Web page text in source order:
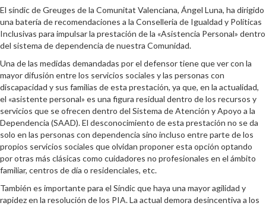
El síndic de Greuges de la Comunitat Valenciana, Ángel Luna, ha dirigido
una batería de recomendaciones a la Conselleria de Igualdad y Políticas
Inclusivas para impulsar la prestación de la «Asistencia Personal» dentro
del sistema de dependencia de nuestra Comunidad.
Una de las medidas demandadas por el defensor tiene que ver con la
mayor difusión entre los servicios sociales y las personas con
discapacidad y sus familias de esta prestación, ya que, en la actualidad,
el «asistente personal» es una figura residual dentro de los recursos y
servicios que se ofrecen dentro del Sistema de Atención y Apoyo a la
Dependencia (SAAD). El desconocimiento de esta prestación no se da
solo en las personas con dependencia sino incluso entre parte de los
propios servicios sociales que olvidan proponer esta opción optando
por otras más clásicas como cuidadores no profesionales en el ámbito
familiar, centros de día o residenciales, etc.
También es importante para el Síndic que haya una mayor agilidad y
rapidez en la resolución de los PIA. La actual demora desincentiva a los